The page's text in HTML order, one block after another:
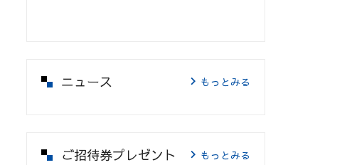
ニュース もっとみる
ご招待券プレゼント もっとみる